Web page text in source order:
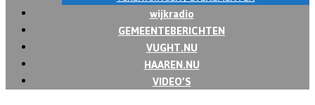
wijkradio
GEMEENTEBERICHTEN
VUGHT.NU
HAAREN.NU
VIDEO’S